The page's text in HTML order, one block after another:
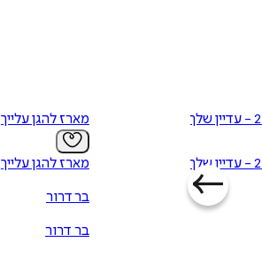
מארז להגן עלייך
מארז להגן עלייך
בר דרור
בר דרור